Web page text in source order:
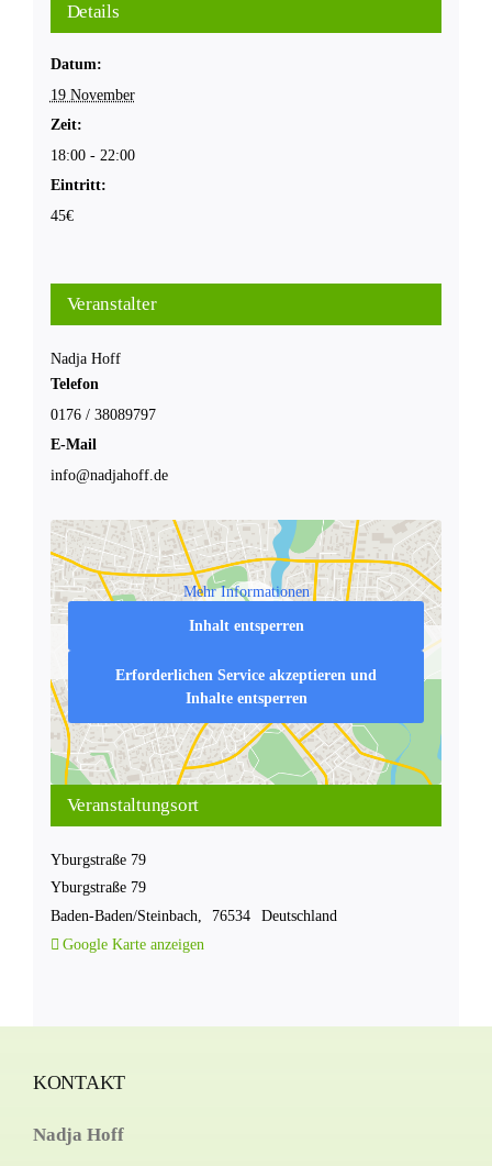
Details
Datum:
19 November
Zeit:
18:00 - 22:00
Eintritt:
45€
Veranstalter
Nadja Hoff
Telefon
0176 / 38089797
E-Mail
info@nadjahoff.de
Veranstaltungsort
Yburgstraße 79
Yburgstraße 79
Baden-Baden/Steinbach, 76534
Deutschland
Google Karte anzeigen
Mehr Informationen
Inhalt entsperren
Erforderlichen Service akzeptieren und
Inhalte entsperren
KONTAKT
Nadja Hoff